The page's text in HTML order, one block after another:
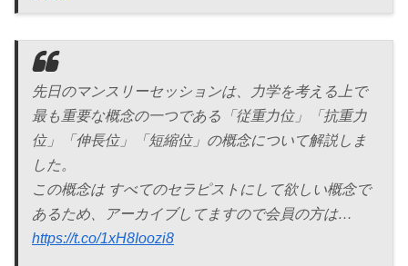
先日のマンスリーセッションは、力学を考える上で
最も重要な概念の一つである「従重力位」「抗重力
位」「伸長位」「短縮位」の概念について解説しま
した。
この概念は すべてのセラピストにして欲しい概念で
あるため、アーカイブしてますので会員の方は…
https://t.co/1xH8Ioozi8